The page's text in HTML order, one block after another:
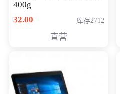
400g
32.00
库存2712
直营